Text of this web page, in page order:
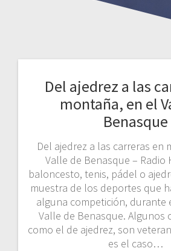
Del ajedrez a las
montaña, en el
Benasque
Del ajedrez a las carreras en
Valle de Benasque – Radio
baloncesto, tenis, pádel o
muestra de los deportes que
alguna competición, durante
Valle de Benasque. Algunos
como el de ajedrez, son
es el caso…